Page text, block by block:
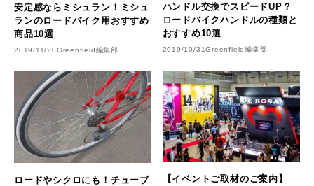
安定感ならミシュラン！ミシュ
ランのロードバイク用おすすめ
商品10選
2019/11/20Greenfield編集部
ハンドル交換でスピードUP？
ロードバイクハンドルの種類と
おすすめ10選
2019/10/31Greenfield編集部
ロードやシクロにも！チューブ
【イベントご取材のご案内】